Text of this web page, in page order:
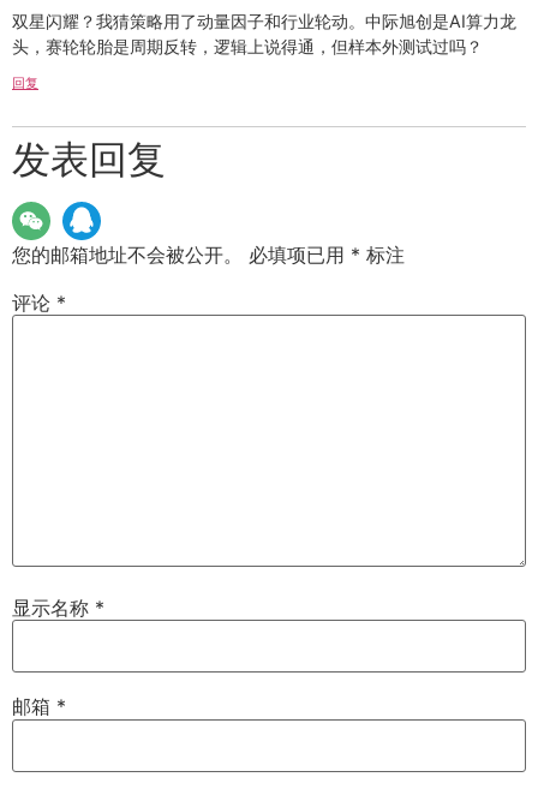
双星闪耀？我猜策略用了动量因子和行业轮动。中际旭创是AI算力龙
头，赛轮轮胎是周期反转，逻辑上说得通，但样本外测试过吗？
回复
发表回复
您的邮箱地址不会被公开。 必填项已用 * 标注
评论 *
显示名称 *
邮箱 *